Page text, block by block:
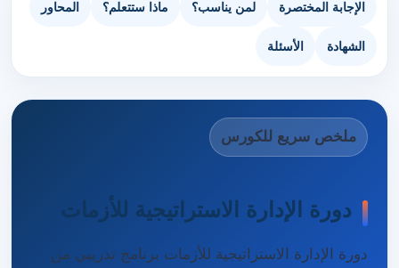
الإجابة المختصرة لمن يناسب؟ ماذا ستتعلم؟ المحاور
الشهادة الأسئلة
ملخص سريع للكورس
دورة الإدارة الاستراتيجية للأزمات
دورة الإدارة الاستراتيجية للأزمات برنامج تدريبي من